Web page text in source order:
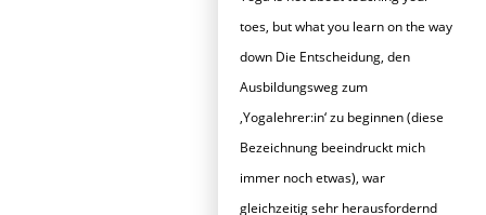
toes, but what you learn on the way
down Die Entscheidung, den
Ausbildungsweg zum
‚Yogalehrer:in‘ zu beginnen (diese
Bezeichnung beeindruckt mich
immer noch etwas), war
gleichzeitig sehr herausfordernd